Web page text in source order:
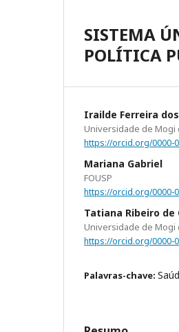
SISTEMA
POLÍTICA
Irailde Ferreira
Universidade de Mogi
https://orcid.org/0000-
Mariana Gabriel
FOUSP
https://orcid.org/0000-
Tatiana Ribeiro de
Universidade de Mogi
https://orcid.org/0000-
Palavras-chave: